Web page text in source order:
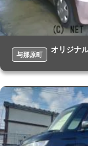
与那原町
オリジナ